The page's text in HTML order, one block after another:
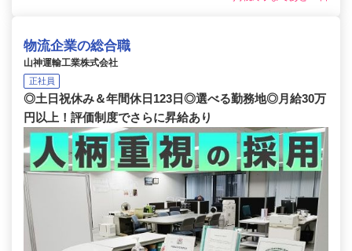
物流企業の総合職
山神運輸工業株式会社
正社員
◎土日祝休み＆年間休日123日◎選べる勤務地◎月給30万
円以上！評価制度でさらに昇給あり